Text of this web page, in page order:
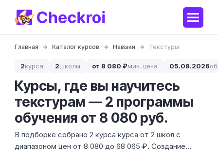
Главная Каталог курсов Навыки Текстуры
2курса 2школы от 8 080 ₽мин. цена 05.08.2026
Курсы, где вы научитесь
текстурам — 2 программы
обучения от 8 080 руб.
В подборке собрано 2 курса курса от 2 школ с
диапазоном цен от 8 080 до 68 065 ₽. Создание